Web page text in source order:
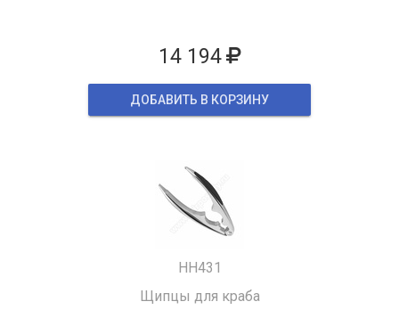
14 194
ДОБАВИТЬ В КОРЗИНУ
HH431
Щипцы для краба